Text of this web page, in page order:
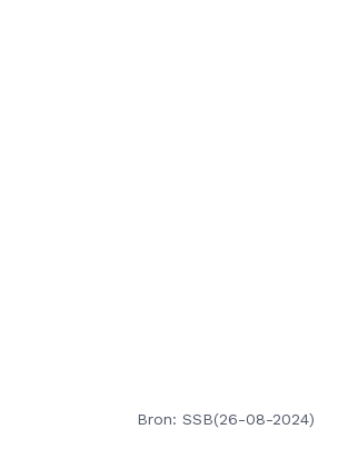
Bron: SSB(26-08-2024)